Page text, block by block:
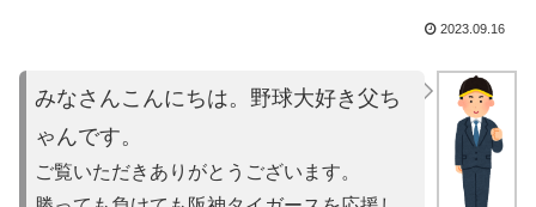
2023.09.16
みなさんこんにちは。野球大好き父ち
ゃんです。
ご覧いただきありがとうございます。